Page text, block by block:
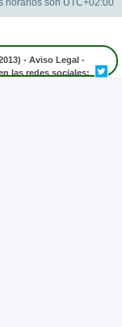
- Aviso Legal -
las redes sociales: